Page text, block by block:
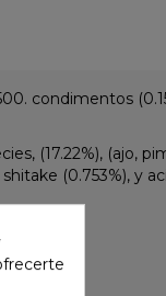
condimentos
(17.22%), (ajo,
(0.753%), y